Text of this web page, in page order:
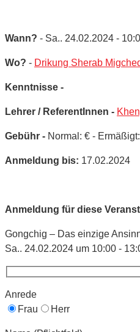
Wann? - Sa.. 24.02.2024 -
Wo? - Drikung Sherab
Kenntnisse -
Lehrer / ReferentInnen -
Gebühr - Normal: € -
Anmeldung bis: 17.02.2024
Anmeldung für diese
Gongchig – Das einzige
Sa.. 24.02.2024 um 10:00 -
Anrede
Frau
Herr